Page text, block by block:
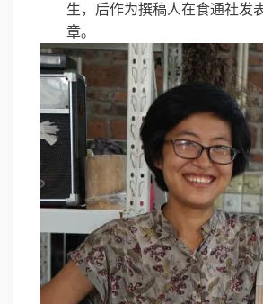
生，后作为撰稿人在食通社发
章。